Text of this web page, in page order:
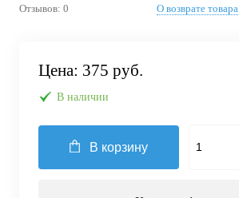
Отзывов: 0 О возврате товара
Цена: 375 руб.
В наличии
В корзину